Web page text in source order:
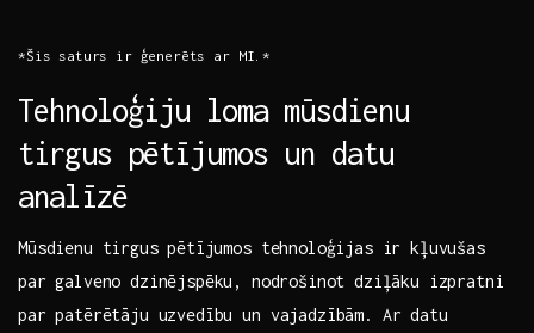
*Šis saturs ir ģenerēts ar MI.*
Tehnoloģiju loma mūsdienu
tirgus pētījumos un datu
analīzē
Mūsdienu tirgus ⁤pētījumos tehnoloģijas ir kļuvušas
par galveno dzinējspēku,⁣ nodrošinot dziļāku izpratni
par patērētāju uzvedību un vajadzībām. Ar datu